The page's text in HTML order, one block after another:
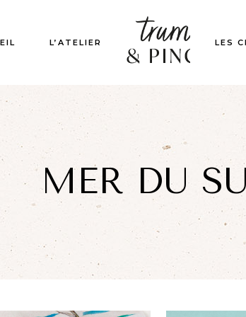
L’ATELIER LES
MER DU